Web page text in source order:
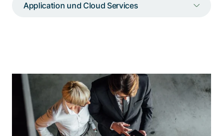
Application und Cloud Services